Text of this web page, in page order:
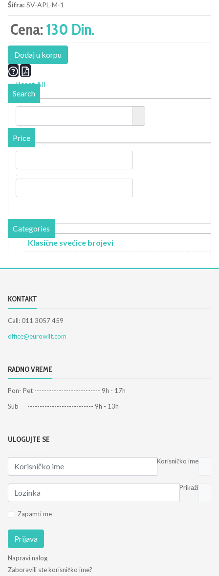
Šifra: SV-APL-M-1
Cena: 130 Din.
Dodaj u korpu
Reset All
Search
Price
-
Categories
Klasične svećice brojevi
KONTAKT
Call: 011 3057 459
office@eurowilt.com
RADNO VREME
Pon- Pet --------------------------- 9h - 17h
Sub --------------------------- 9h - 13h
ULOGUJTE SE
Korisničko ime
Prikaži
Zapamti me
Prijava
Napravi nalog
Zaboravili ste korisničko ime?